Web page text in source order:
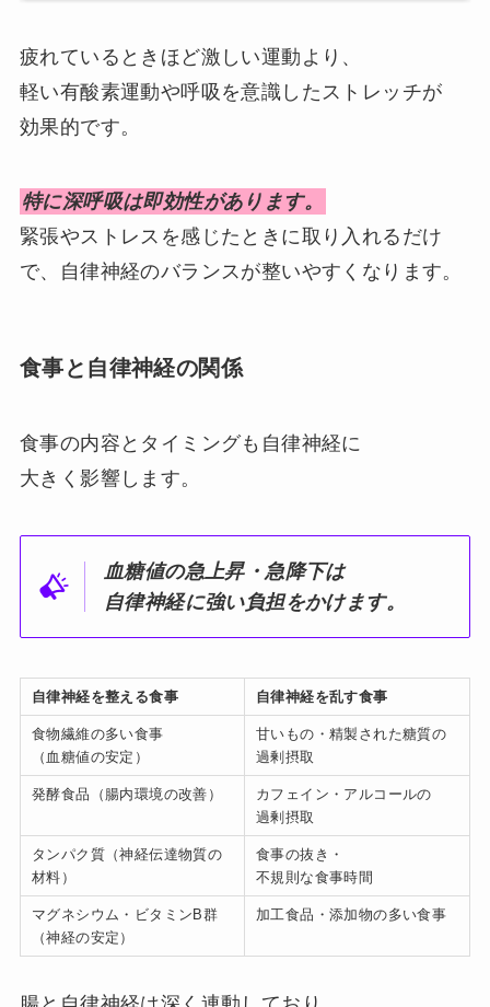
疲れているときほど激しい運動より、
軽い有酸素運動や呼吸を意識したストレッチが
効果的です。
特に深呼吸は即効性があります。
緊張やストレスを感じたときに取り入れるだけ
で、自律神経のバランスが整いやすくなります。
食事と自律神経の関係
食事の内容とタイミングも自律神経に
大きく影響します。
血糖値の急上昇・急降下は
自律神経に強い負担をかけます。
自律神経を整える食事 自律神経を乱す食事
食物繊維の多い食事
（血糖値の安定）
甘いもの・精製された糖質の
過剰摂取
発酵食品（腸内環境の改善）
カフェイン・アルコールの
過剰摂取
タンパク質（神経伝達物質の
材料）
食事の抜き・
不規則な食事時間
マグネシウム・ビタミンB群
（神経の安定）
加工食品・添加物の多い食事